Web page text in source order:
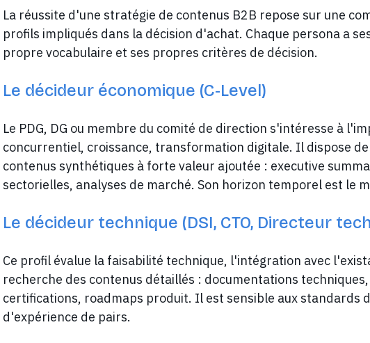
La réussite d'une stratégie de contenus B2B repose sur une
profils impliqués dans la décision d'achat. Chaque persona a
propre vocabulaire et ses propres critères de décision.
Le décideur économique (C-Level)
Le PDG, DG ou membre du comité de direction s'intéresse à
concurrentiel, croissance, transformation digitale. Il dispose
contenus synthétiques à forte valeur ajoutée : executive
sectorielles, analyses de marché. Son horizon temporel est le
Le décideur technique (DSI, CTO, Directeur
Ce profil évalue la faisabilité technique, l'intégration avec
recherche des contenus détaillés : documentations
certifications, roadmaps produit. Il est sensible aux standards
d'expérience de pairs.